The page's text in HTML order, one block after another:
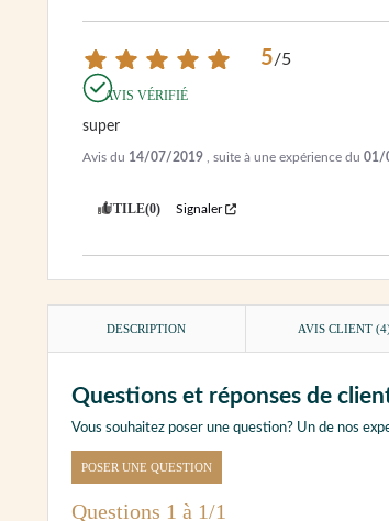
5/5
AVIS VÉRIFIÉ
super
Avis du 14/07/2019 , suite à une expérience du 01/
UTILE(0) Signaler
DESCRIPTION AVIS CLIENT
Questions et réponses de
Vous souhaitez poser une question? Un de nos
POSER UNE QUESTION
Questions 1 à 1/1